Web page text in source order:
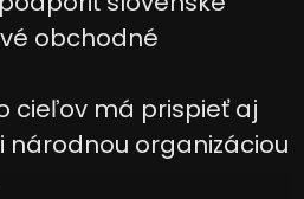
obchodné
cieľov má prispieť aj
organizáciou